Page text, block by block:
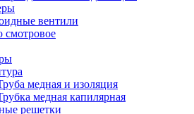
вентили
смотровое
медная и изоляция
медная капилярная
решетки